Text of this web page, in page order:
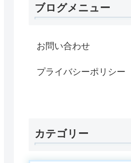
ブログメニュー
お問い合わせ
プライバシーポリシー
カテゴリー